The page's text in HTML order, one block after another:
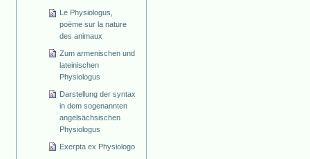
Le Physiologus,
poëme sur la nature
des animaux
Zum armenischen und
lateinischen
Physiologus
Darstellung der syntax
in dem sogenannten
angelsächsischen
Physiologus
Exerpta ex Physiologo